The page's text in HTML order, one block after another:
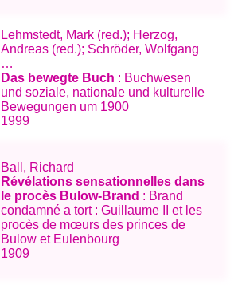
Lehmstedt, Mark (red.); Herzog,
Andreas (red.); Schröder, Wolfgang
…
Das bewegte Buch : Buchwesen
und soziale, nationale und kulturelle
Bewegungen um 1900
1999
Ball, Richard
Révélations sensationnelles dans
le procès Bulow-Brand : Brand
condamné a tort : Guillaume II et les
procès de mœurs des princes de
Bulow et Eulenbourg
1909